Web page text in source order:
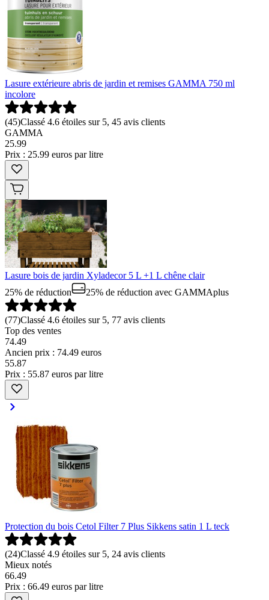
Lasure extérieure abris de jardin et remises GAMMA 750 ml
incolore
(45)Classé 4.6 étoiles sur 5, 45 avis clients
GAMMA
25.99
Prix : 25.99 euros par litre
Lasure bois de jardin Xyladecor 5 L +1 L chêne clair
25% de réduction
25% de réduction avec GAMMAplus
(77)Classé 4.6 étoiles sur 5, 77 avis clients
Top des ventes
74.49
Ancien prix : 74.49 euros
55.87
Prix : 55.87 euros par litre
Protection du bois Cetol Filter 7 Plus Sikkens satin 1 L teck
(24)Classé 4.9 étoiles sur 5, 24 avis clients
Mieux notés
66.49
Prix : 66.49 euros par litre